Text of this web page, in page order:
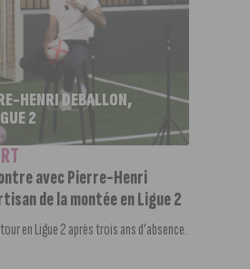
HENRI DEBALLON,
2
avec Pierre-Henri
de la montée en Ligue 2
en Ligue 2 après trois ans d’absence.